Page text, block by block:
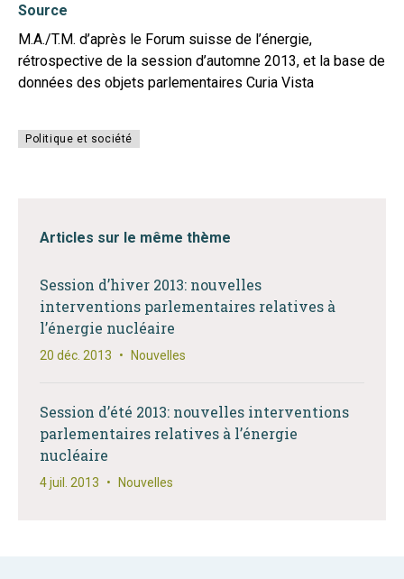
Source
M.A./T.M. d’après le Forum suisse de l’énergie,
rétrospective de la session d’automne 2013, et la base de
données des objets parlementaires Curia Vista
Politique et société
Articles sur le même thème
Session d’hiver 2013: nouvelles
interventions parlementaires relatives à
l’énergie nucléaire
20 déc. 2013 • Nouvelles
Session d’été 2013: nouvelles interventions
parlementaires relatives à l’énergie
nucléaire
4 juil. 2013 • Nouvelles